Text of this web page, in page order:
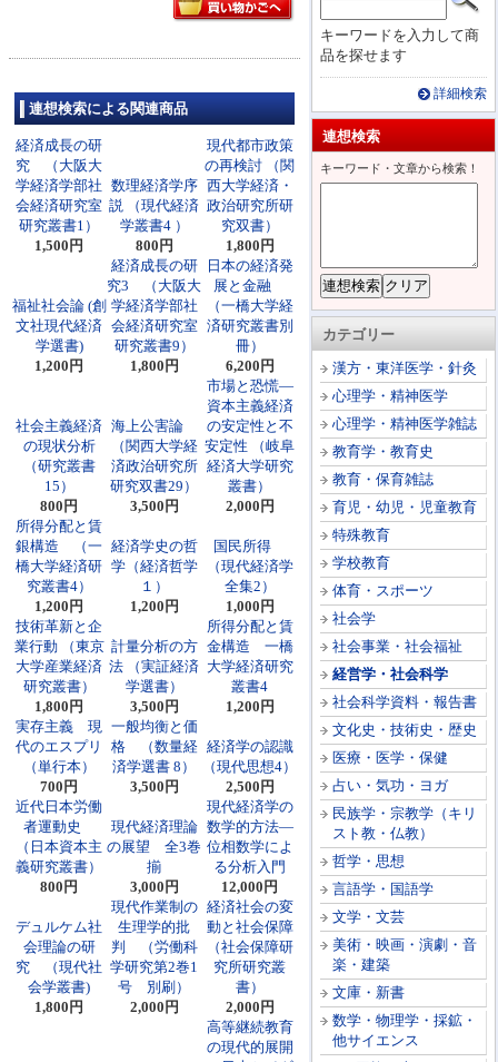
キーワードを入力して商
品を探せます
詳細検索
連想検索
キーワード・文章から検索！
カテゴリー
漢方・東洋医学・針灸
心理学・精神医学
心理学・精神医学雑誌
教育学・教育史
教育・保育雑誌
育児・幼児・児童教育
特殊教育
学校教育
体育・スポーツ
社会学
社会事業・社会福祉
経営学・社会科学
社会科学資料・報告書
文化史・技術史・歴史
医療・医学・保健
占い・気功・ヨガ
民族学・宗教学（キリ
スト教・仏教）
哲学・思想
言語学・国語学
文学・文芸
美術・映画・演劇・音
楽・建築
文庫・新書
数学・物理学・採鉱・
他サイエンス
連想検索による関連商品
経済成長の研
究 （大阪大
学経済学部社
会経済研究室
研究叢書1）
1,500円
数理経済学序
説 （現代経済
学叢書4 ）
800円
現代都市政策
の再検討 （関
西大学経済・
政治研究所研
究双書）
1,800円
福祉社会論 (創
文社現代経済
学選書)
1,200円
経済成長の研
究3 （大阪大
学経済学部社
会経済研究室
研究叢書9）
1,800円
日本の経済発
展と金融
（一橋大学経
済研究叢書別
冊）
6,200円
社会主義経済
の現状分析
（研究叢書
15）
800円
海上公害論
（関西大学経
済政治研究所
研究双書29）
3,500円
市場と恐慌―
資本主義経済
の安定性と不
安定性 （岐阜
経済大学研究
叢書）
2,000円
所得分配と賃
銀構造 （一
橋大学経済研
究叢書4）
1,200円
経済学史の哲
学（経済哲学
１）
1,200円
国民所得
（現代経済学
全集2）
1,000円
技術革新と企
業行動 （東京
大学産業経済
研究叢書）
1,800円
計量分析の方
法 （実証経済
学選書）
3,500円
所得分配と賃
金構造 一橋
大学経済研究
叢書4
1,200円
実存主義 現
代のエスプリ
（単行本）
700円
一般均衡と価
格 （数量経
済学選書 8）
3,500円
経済学の認識
（現代思想4）
2,500円
近代日本労働
者運動史
（日本資本主
義研究叢書）
800円
現代経済理論
の展望 全3巻
揃
3,000円
現代経済学の
数学的方法―
位相数学によ
る分析入門
12,000円
デュルケム社
会理論の研
究 （現代社
会学叢書)
1,800円
現代作業制の
生理学的批
判 （労働科
学研究第2巻1
号 別刷）
2,000円
経済社会の変
動と社会保障
（社会保障研
究所研究叢
書）
2,000円
高等継続教育
の現代的展開